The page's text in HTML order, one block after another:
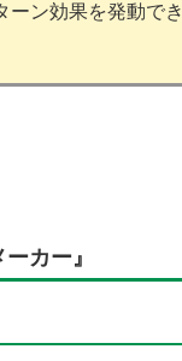
ーン効果を発動でき
カー』